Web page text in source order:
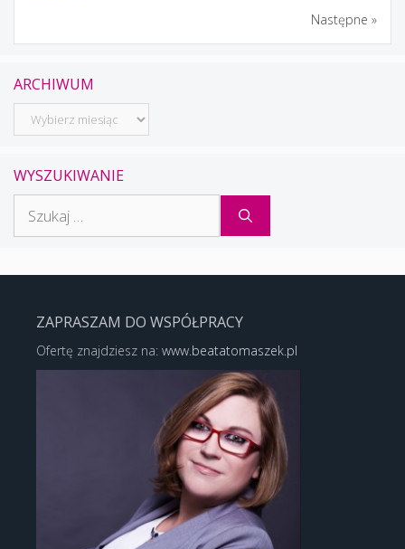
Następne »
ARCHIWUM
Archiwum
WYSZUKIWANIE
ZAPRASZAM DO WSPÓŁPRACY
Ofertę znajdziesz na: www.beatatomaszek.pl